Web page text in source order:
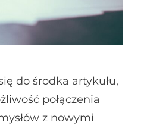
do środka artykułu,
połączenia
z nowymi